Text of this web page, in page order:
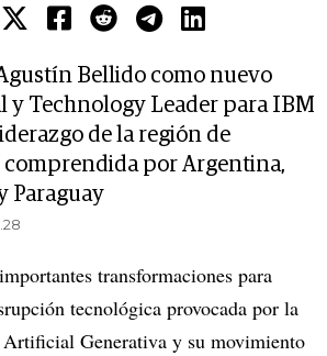
Bellido como nuevo
y Technology Leader para IBM
de la región de
comprendida por Argentina,
Paraguay
transformaciones para
tecnológica provocada por la
Generativa y su movimiento